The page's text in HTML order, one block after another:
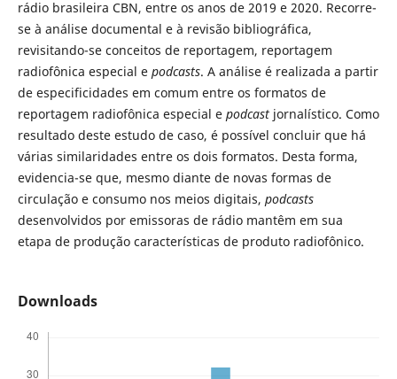
rádio brasileira CBN, entre os anos de 2019 e 2020. Recorre-
se à análise documental e à revisão bibliográfica,
revisitando-se conceitos de reportagem, reportagem
radiofônica especial e podcasts. A análise é realizada a partir
de especificidades em comum entre os formatos de
reportagem radiofônica especial e podcast jornalístico. Como
resultado deste estudo de caso, é possível concluir que há
várias similaridades entre os dois formatos. Desta forma,
evidencia-se que, mesmo diante de novas formas de
circulação e consumo nos meios digitais, podcasts
desenvolvidos por emissoras de rádio mantêm em sua
etapa de produção características de produto radiofônico.
Downloads